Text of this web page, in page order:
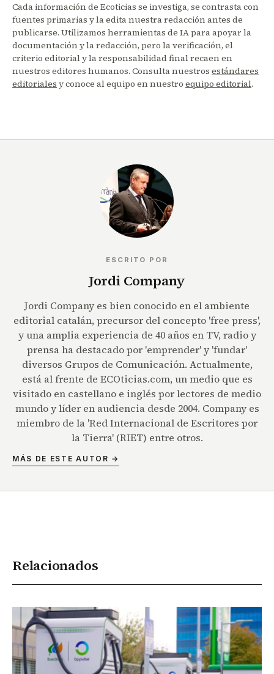
Cada información de Ecoticias se investiga, se contrasta con
fuentes primarias y la edita nuestra redacción antes de
publicarse. Utilizamos herramientas de IA para apoyar la
documentación y la redacción, pero la verificación, el
criterio editorial y la responsabilidad final recaen en
nuestros editores humanos. Consulta nuestros estándares
editoriales y conoce al equipo en nuestro equipo editorial.
ESCRITO POR
Jordi Company
Jordi Company es bien conocido en el ambiente
editorial catalán, precursor del concepto 'free press',
y una amplia experiencia de 40 años en TV, radio y
prensa ha destacado por 'emprender' y 'fundar'
diversos Grupos de Comunicación. Actualmente,
está al frente de ECOticias.com, un medio que es
visitado en castellano e inglés por lectores de medio
mundo y líder en audiencia desde 2004. Company es
miembro de la 'Red Internacional de Escritores por
la Tierra' (RIET) entre otros.
MÁS DE ESTE AUTOR →
Relacionados